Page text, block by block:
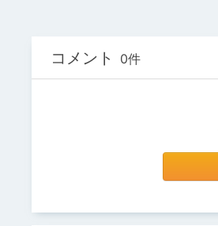
コメント 0件